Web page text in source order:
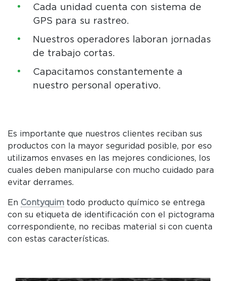
Cada unidad cuenta con sistema de
GPS para su rastreo.
Nuestros operadores laboran jornadas
de trabajo cortas.
Capacitamos constantemente a
nuestro personal operativo.
Es importante que nuestros clientes reciban sus
productos con la mayor seguridad posible, por eso
utilizamos envases en las mejores condiciones, los
cuales deben manipularse con mucho cuidado para
evitar derrames.
En Contyquim todo producto químico se entrega
con su etiqueta de identificación con el pictograma
correspondiente, no recibas material si con cuenta
con estas características.